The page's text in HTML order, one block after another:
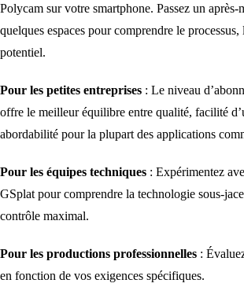
Polycam sur votre smartphone. Passez un après-
quelques espaces pour comprendre le
potentiel.
Pour les petites entreprises : Le niveau
offre le meilleur équilibre entre qualité, facilité
abordabilité pour la plupart des applications
Pour les équipes techniques : Expérimentez
GSplat pour comprendre la technologie sous-
contrôle maximal.
Pour les productions professionnelles :
en fonction de vos exigences spécifiques.